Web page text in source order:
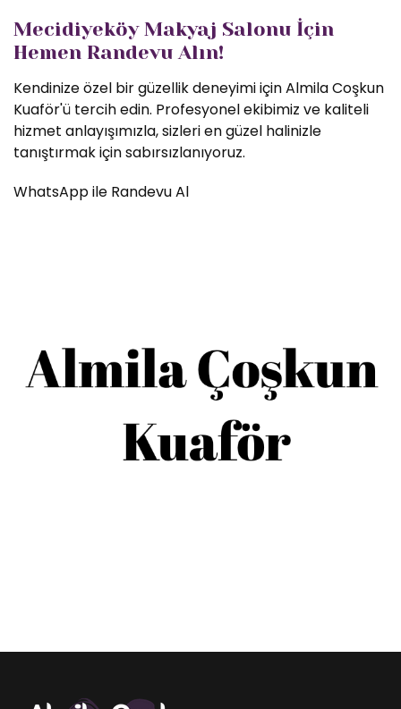
Mecidiyeköy Makyaj Salonu İçin
Hemen Randevu Alın!
Kendinize özel bir güzellik deneyimi için Almila Coşkun
Kuaför'ü tercih edin. Profesyonel ekibimiz ve kaliteli
hizmet anlayışımızla, sizleri en güzel halinizle
tanıştırmak için sabırsızlanıyoruz.
WhatsApp ile Randevu Al